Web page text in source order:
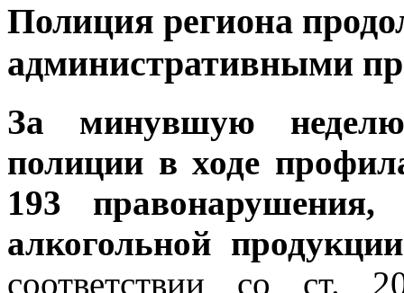
Полиция региона
административными
За минувшую
полиции в ходе
193 правонарушения,
алкогольной
соответствии со ст.